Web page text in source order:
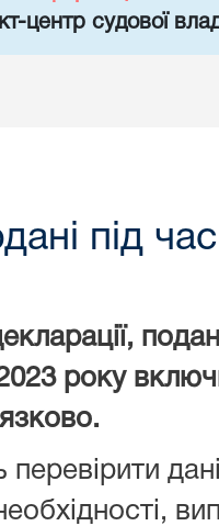
центр судової
під
року